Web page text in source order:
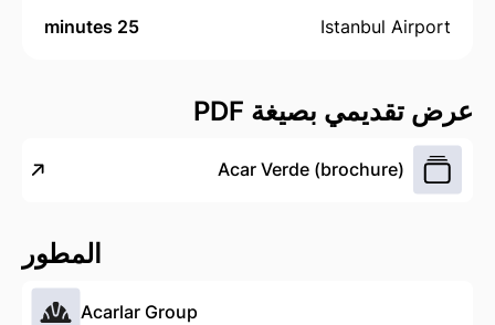
Istanbul Airport
25 minutes
عرض تقديمي بصيغة PDF
Acar Verde (brochure)
المطور
Acarlar Group